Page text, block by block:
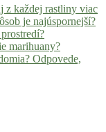
z každej rastliny viac
je najúspornejší?
marihuany?
Odpovede,